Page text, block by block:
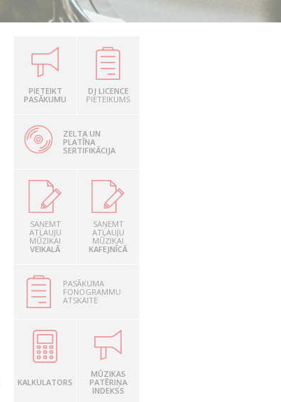
PIETEIKT
PASĀKUMU
DJ LICENCE
PIETEIKUMS
ZELTA UN
PLATĪNA
SERTIFIKĀCIJA
SAŅEMT
ATĻAUJU
MŪZIKAI
VEIKALĀ
SAŅEMT
ATĻAUJU
MŪZIKAI
KAFEJNĪCĀ
PASĀKUMA
FONOGRAMMU
ATSKAITE
KALKULATORS
MŪZIKAS
PATĒRIŅA
INDEKSS